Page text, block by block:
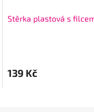
Stěrka plastová s
139 Kč